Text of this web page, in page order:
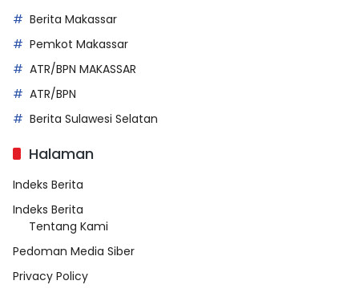
Berita Makassar
Pemkot Makassar
ATR/BPN MAKASSAR
ATR/BPN
Berita Sulawesi Selatan
Halaman
Indeks Berita
Indeks Berita
Tentang Kami
Pedoman Media Siber
Privacy Policy